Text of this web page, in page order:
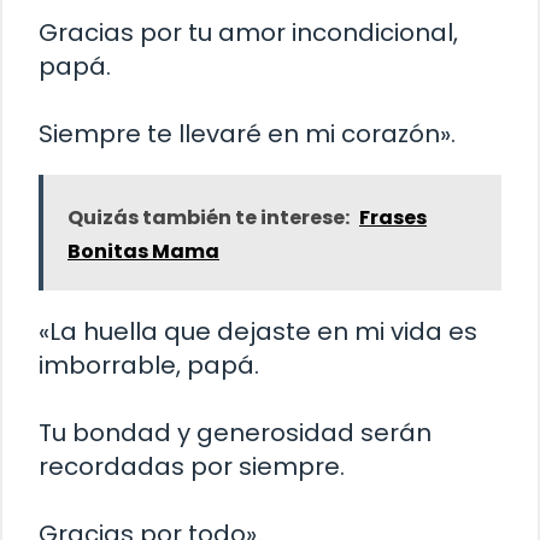
Gracias por tu amor incondicional,
papá.
Siempre te llevaré en mi corazón».
Quizás también te interese: Frases
Bonitas Mama
«La huella que dejaste en mi vida es
imborrable, papá.
Tu bondad y generosidad serán
recordadas por siempre.